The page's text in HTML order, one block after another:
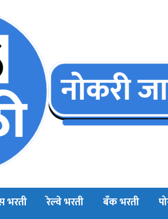
भरती रेल्वे भरती बँक भरती